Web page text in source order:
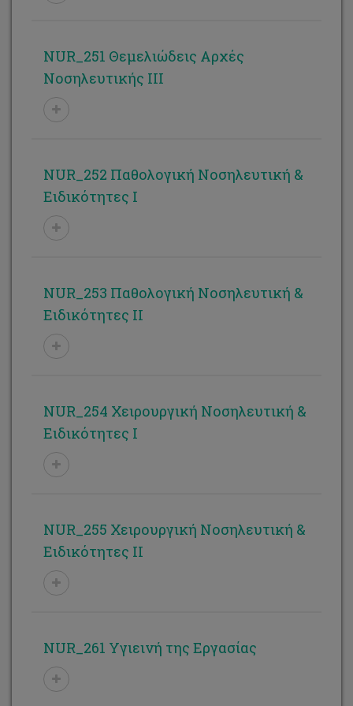
NUR_251 Θεμελιώδεις Αρχές
Νοσηλευτικής ΙΙΙ
NUR_252 Παθολογική Νοσηλευτική &
Ειδικότητες Ι
NUR_253 Παθολογική Νοσηλευτική &
Ειδικότητες ΙΙ
NUR_254 Χειρουργική Νοσηλευτική &
Ειδικότητες Ι
NUR_255 Χειρουργική Νοσηλευτική &
Ειδικότητες ΙΙ
NUR_261 Υγιεινή της Εργασίας